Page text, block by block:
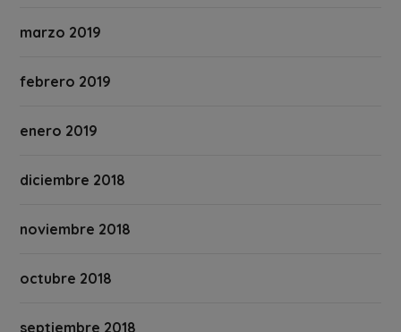
marzo 2019
febrero 2019
enero 2019
diciembre 2018
noviembre 2018
octubre 2018
septiembre 2018